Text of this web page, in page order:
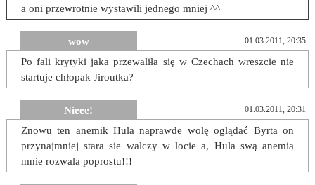
a oni przewrotnie wystawili jednego mniej ^^
wow 01.03.2011, 20:35
Po fali krytyki jaka przewaliła się w Czechach wreszcie nie
startuje chłopak Jiroutka?
Nieee! 01.03.2011, 20:31
Znowu ten anemik Hula naprawde wolę oglądać Byrta on
przynajmniej stara sie walczy w locie a, Hula swą anemią
mnie rozwala poprostu!!!